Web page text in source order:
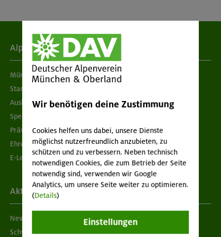
Alpenverein
München & Oberland
Standorte
Ausbildung & Jobs
Spenden
Prävention sexualisierter Gewalt
Ehrenamtsbörse
E-Learning
Aktuelles
Newsletter
Schwarzes Brett
Wir benötigen deine Zustimmung
Cookies helfen uns dabei, unsere Dienste
möglichst nutzerfreundlich anzubieten, zu
schützen und zu verbessern. Neben technisch
notwendigen Cookies, die zum Betrieb der Seite
notwendig sind, verwenden wir Google
Analytics, um unsere Seite weiter zu optimieren.
(Details)
Einstellungen